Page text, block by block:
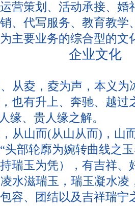
营策划、活动承接、婚
、代写服务、教育教学
主要业务的综合型的文
企业文化
从夌，夌为声，本义为
也有升上、奔驰、越过
缘、贵人缘之解。
从山而(从山从而)，山
头部轮廓为婉转曲线之
瑞玉为凭），有吉祥、
水滋瑞玉，瑞玉凝水凌
容、团结以及吉祥瑞宁